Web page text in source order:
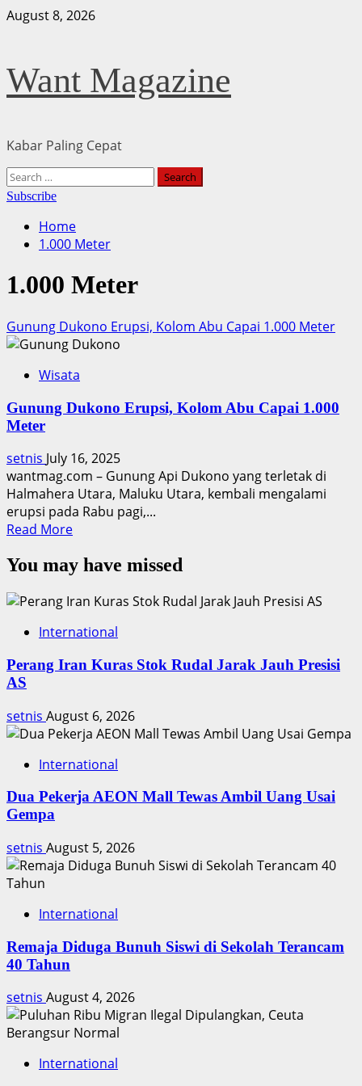
Skip
August 8, 2026
Want Magazine
Kabar Paling Cepat
Primary
Menu
Search
for:
Subscribe
Home
1.000 Meter
1.000 Meter
Gunung Dukono Erupsi, Kolom Abu Capai 1.000 Meter
Wisata
Gunung Dukono Erupsi, Kolom Abu Capai 1.000
Meter
setnis July 16, 2025
wantmag.com – Gunung Api Dukono yang terletak di
Halmahera Utara, Maluku Utara, kembali mengalami
erupsi pada Rabu pagi,...
Read MoreRead
about
Dukono
Kolom
Capai
You may have missed
International
Perang Iran Kuras Stok Rudal Jarak Jauh Presisi
AS
setnis August 6, 2026
International
Dua Pekerja AEON Mall Tewas Ambil Uang Usai
Gempa
setnis August 5, 2026
International
Remaja Diduga Bunuh Siswi di Sekolah Terancam
40 Tahun
setnis August 4, 2026
International